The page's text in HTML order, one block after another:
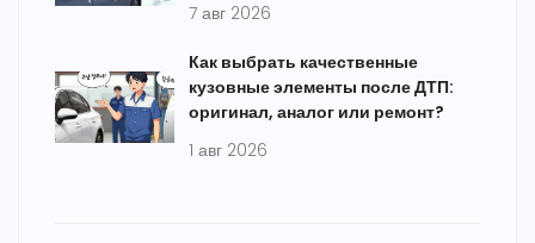
7 авг 2026
Как выбрать качественные
кузовные элементы после ДТП:
оригинал, аналог или ремонт?
1 авг 2026